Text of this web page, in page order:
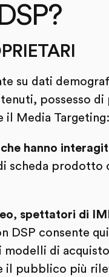
su dati
possesso di
il Media Targeting:
hanno
scheda prodotto
, spettatori di
DSP consente
modelli di acquisto
il pubblico più